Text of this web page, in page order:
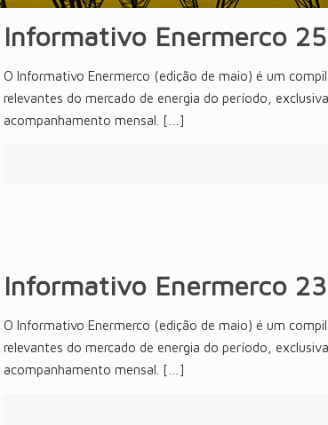
Informativo Enermerco
O Informativo Enermerco (edição de maio) é um
relevantes do mercado de energia do período,
acompanhamento mensal. […]
Informativo Enermerco
O Informativo Enermerco (edição de maio) é um
relevantes do mercado de energia do período,
acompanhamento mensal. […]